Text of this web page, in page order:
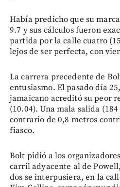
Había predicho que su
9.7 y sus cálculos fueron
partida por la calle cuatro
lejos de ser perfecta, con
La carrera precedente de
entusiasmo. El pasado día
jamaicano acreditó su peor
(10.04). Una mala salida
contrario de 0,8 metros
fiasco.
Bolt pidió a los
carril adyacente al de
dos se interpusiera, en la